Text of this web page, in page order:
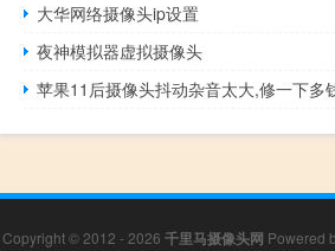
大华网络摄像头ip设置
夜神模拟器虚拟摄像头
苹果11后摄像头抖动杂音太大,修一下多
Copyright © 2012 - 2026 千里马摄像头网 Powered